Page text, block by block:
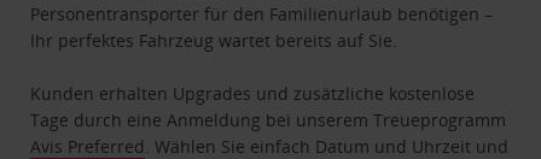
Personentransporter für den Familienurlaub benötigen –
Ihr perfektes Fahrzeug wartet bereits auf Sie.
Kunden erhalten Upgrades und zusätzliche kostenlose
Tage durch eine Anmeldung bei unserem Treueprogramm
Avis Preferred . Wählen Sie einfach Datum und Uhrzeit und